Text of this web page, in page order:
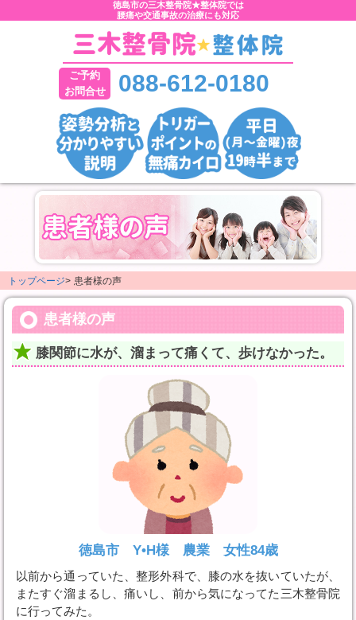
徳島市の三木整骨院★整体院では
腰痛や交通事故の治療にも対応
ご予約
お問合せ
088-612-0180
トップページ> 患者様の声
患者様の声
膝関節に水が、溜まって痛くて、歩けなかった。
徳島市 Y•H様 農業 女性84歳
以前から通っていた、整形外科で、膝の水を抜いていたが、
またすぐ溜まるし、痛いし、前から気になってた三木整骨院
に行ってみた。